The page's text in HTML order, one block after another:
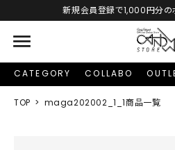
新規会員登録で1,000円分の
menu
CATEGORY COLLABO
TOP maga202002_1_1商品一覧